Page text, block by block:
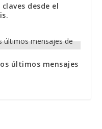
desde el
últimos mensajes